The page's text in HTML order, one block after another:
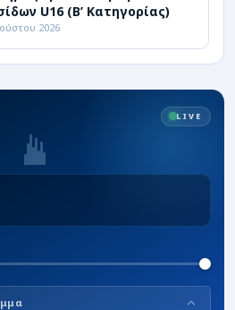
U16 (Β’ Κατηγορίας)
2026
LIVE